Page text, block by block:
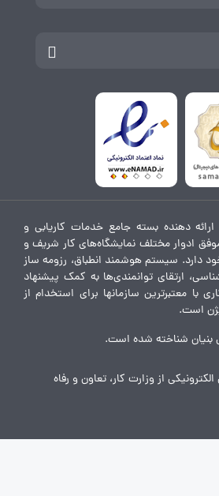
دهنده بسته جامع خدمات کاریابی و
ادوار مختلف نمایشگاه‌های کار شریف و
خود دارد. سیستم هوشمند انطباق، رزومه ساز
ارتقای توانمندی‌ها به کمک پیشنهاد
با معتبرترین سازمانها برای استخدام از
است.
شناخته شده است.
از وزارت کار، تعاون و رفاه